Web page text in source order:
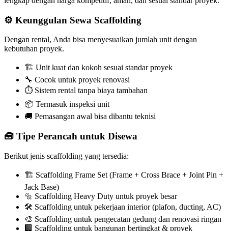
⚙️ Keunggulan Sewa Scaffolding
Dengan rental, Anda bisa menyesuaikan jumlah unit dengan
kebutuhan proyek.
🏗️ Unit kuat dan kokoh sesuai standar proyek
🔧 Cocok untuk proyek renovasi
⏱️ Sistem rental tanpa biaya tambahan
📦 Termasuk inspeksi unit
🚚 Pemasangan awal bisa dibantu teknisi
🧰 Tipe Perancah untuk Disewa
Berikut jenis scaffolding yang tersedia:
🏗️ Scaffolding Frame Set (Frame + Cross Brace + Joint Pin +
Jack Base)
🔩 Scaffolding Heavy Duty untuk proyek besar
🛠️ Scaffolding untuk pekerjaan interior (plafon, ducting, AC)
🎨 Scaffolding untuk pengecatan gedung dan renovasi ringan
🏢 Scaffolding untuk bangunan bertingkat & proyek